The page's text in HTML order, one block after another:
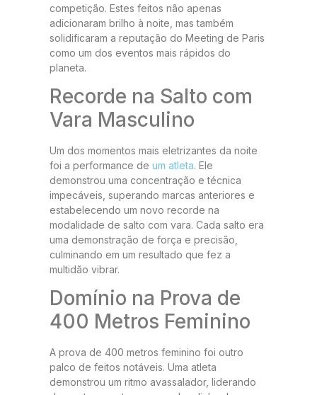
competição. Estes feitos não apenas
adicionaram brilho à noite, mas também
solidificaram a reputação do Meeting de Paris
como um dos eventos mais rápidos do
planeta.
Recorde na Salto com
Vara Masculino
Um dos momentos mais eletrizantes da noite
foi a performance de um atleta. Ele
demonstrou uma concentração e técnica
impecáveis, superando marcas anteriores e
estabelecendo um novo recorde na
modalidade de salto com vara. Cada salto era
uma demonstração de força e precisão,
culminando em um resultado que fez a
multidão vibrar.
Domínio na Prova de
400 Metros Feminino
A prova de 400 metros feminino foi outro
palco de feitos notáveis. Uma atleta
demonstrou um ritmo avassalador, liderando